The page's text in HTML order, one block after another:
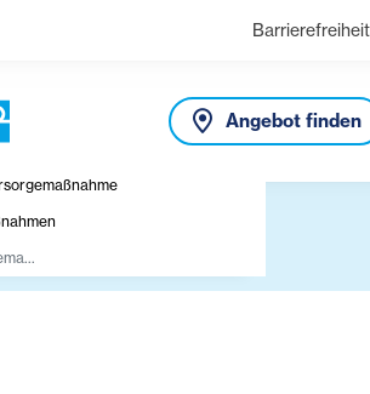
Barrierefreiheit
Angebot finden